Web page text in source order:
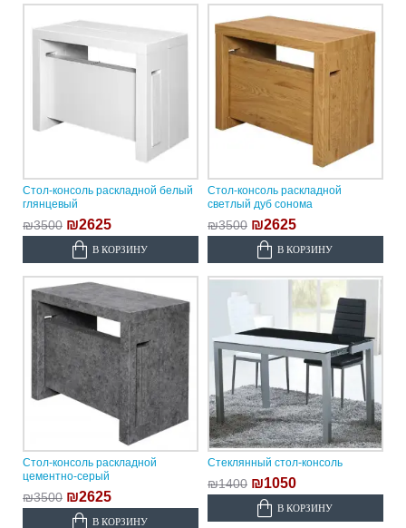
Стол-консоль раскладной белый
глянцевый
₪3500 ₪2625
В КОРЗИНУ
Стол-консоль раскладной
светлый дуб сонома
₪3500 ₪2625
В КОРЗИНУ
Стол-консоль раскладной
цементно-серый
₪3500 ₪2625
В КОРЗИНУ
Стеклянный стол-консоль
₪1400 ₪1050
В КОРЗИНУ